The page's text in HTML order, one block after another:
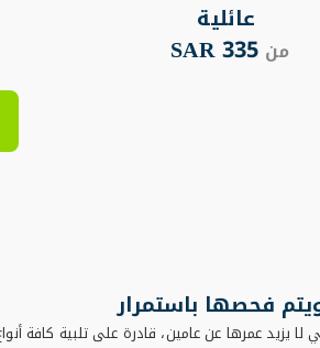
عائلية
من 335 SAR
فحصها باستمرار
لا يزيد عمرها عن عامين، قادرة على تلبية كافة